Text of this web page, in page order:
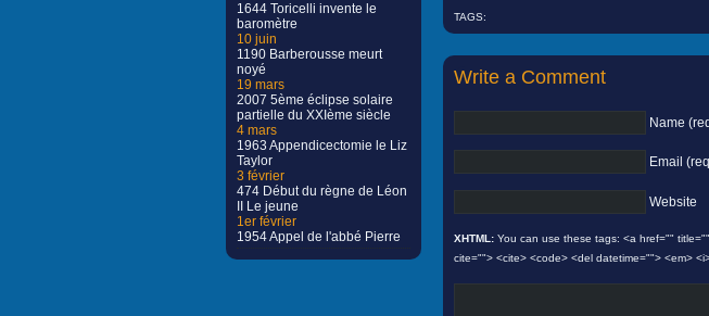
1644 Toricelli invente le
baromètre
10 juin
1190 Barberousse meurt
noyé
19 mars
2007 5ème éclipse solaire
partielle du XXIème siècle
4 mars
1963 Appendicectomie le Liz
Taylor
3 février
474 Début du règne de Léon
II Le jeune
1er février
1954 Appel de l'abbé Pierre
TAGS:
Write a Comment
Name
Email
Website
XHTML: You can use these tags: <a href=""
cite=""> <cite> <code> <del datetime=""> <em>